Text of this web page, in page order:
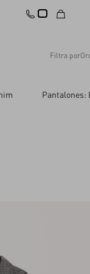
Filtra por
cambios Pantalones: